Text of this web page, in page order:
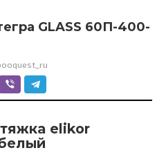
GLASS 60П-400-
elikor